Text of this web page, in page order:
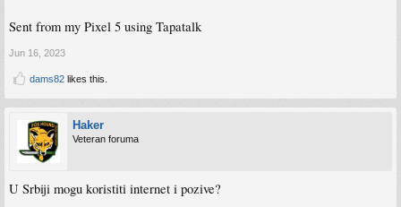
Sent from my Pixel 5 using Tapatalk
Jun 16, 2023
dams82 likes this.
Haker
Veteran foruma
U Srbiji mogu koristiti internet i pozive?